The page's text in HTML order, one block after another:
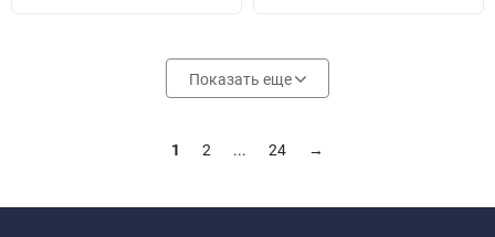
Показать еще
1 2 ... 24 →